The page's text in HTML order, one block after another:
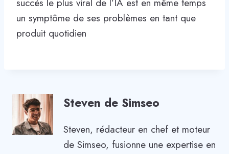
succès le plus viral de l’IA est en même temps
un symptôme de ses problèmes en tant que
produit quotidien
Steven de Simseo
Steven, rédacteur en chef et moteur
de Simseo, fusionne une expertise en